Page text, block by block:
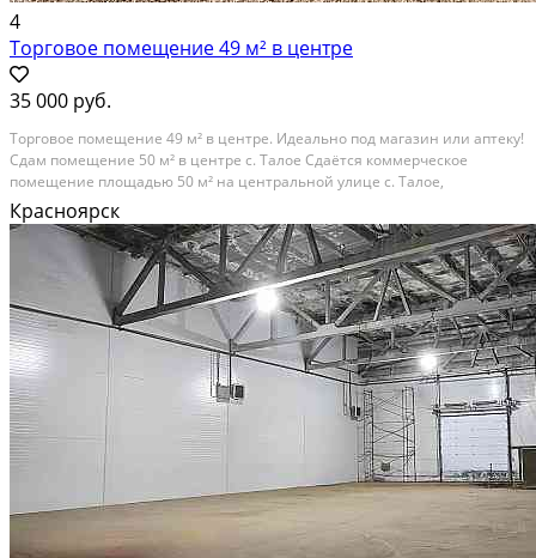
4
Торговое помещение 49 м² в центре
35 000 руб.
Торговое помещение 49 м² в центре. Идеально под магазин или аптеку!
Сдам помещение 50 м² в центре с. Талое Сдаётся коммерческое
помещение площадью 50 м² на центральной улице с. Талое,
Емельяновский район. Объект расположен на въезде в посёлок, в месте
с хорошей видимостью и постоянным...
В аренду; Площадь: 49 м²; Сдает: Собственник; Залог: Без залога
Красноярск